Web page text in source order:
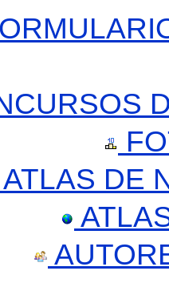
ATLAS DE